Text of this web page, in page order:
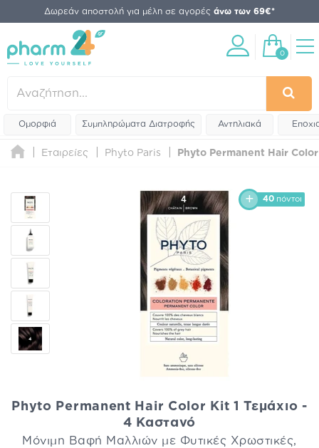
Δωρεάν αποστολή για μέλη σε αγορές άνω των 69€*
0
Ομορφιά Συμπληρώματα Διατροφής Αντηλιακά
Εταιρείες Phyto Paris Phyto Permanent Hair
40 πόντοι
Phyto Permanent Hair Color Kit 1 Τεμάχιο -
4 Καστανό
Μόνιμη Βαφή Μαλλιών με Φυτικές Χρωστικές,